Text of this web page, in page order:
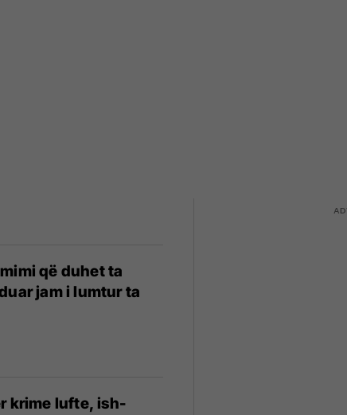
që duhet ta
jam i lumtur ta
krime lufte, ish-